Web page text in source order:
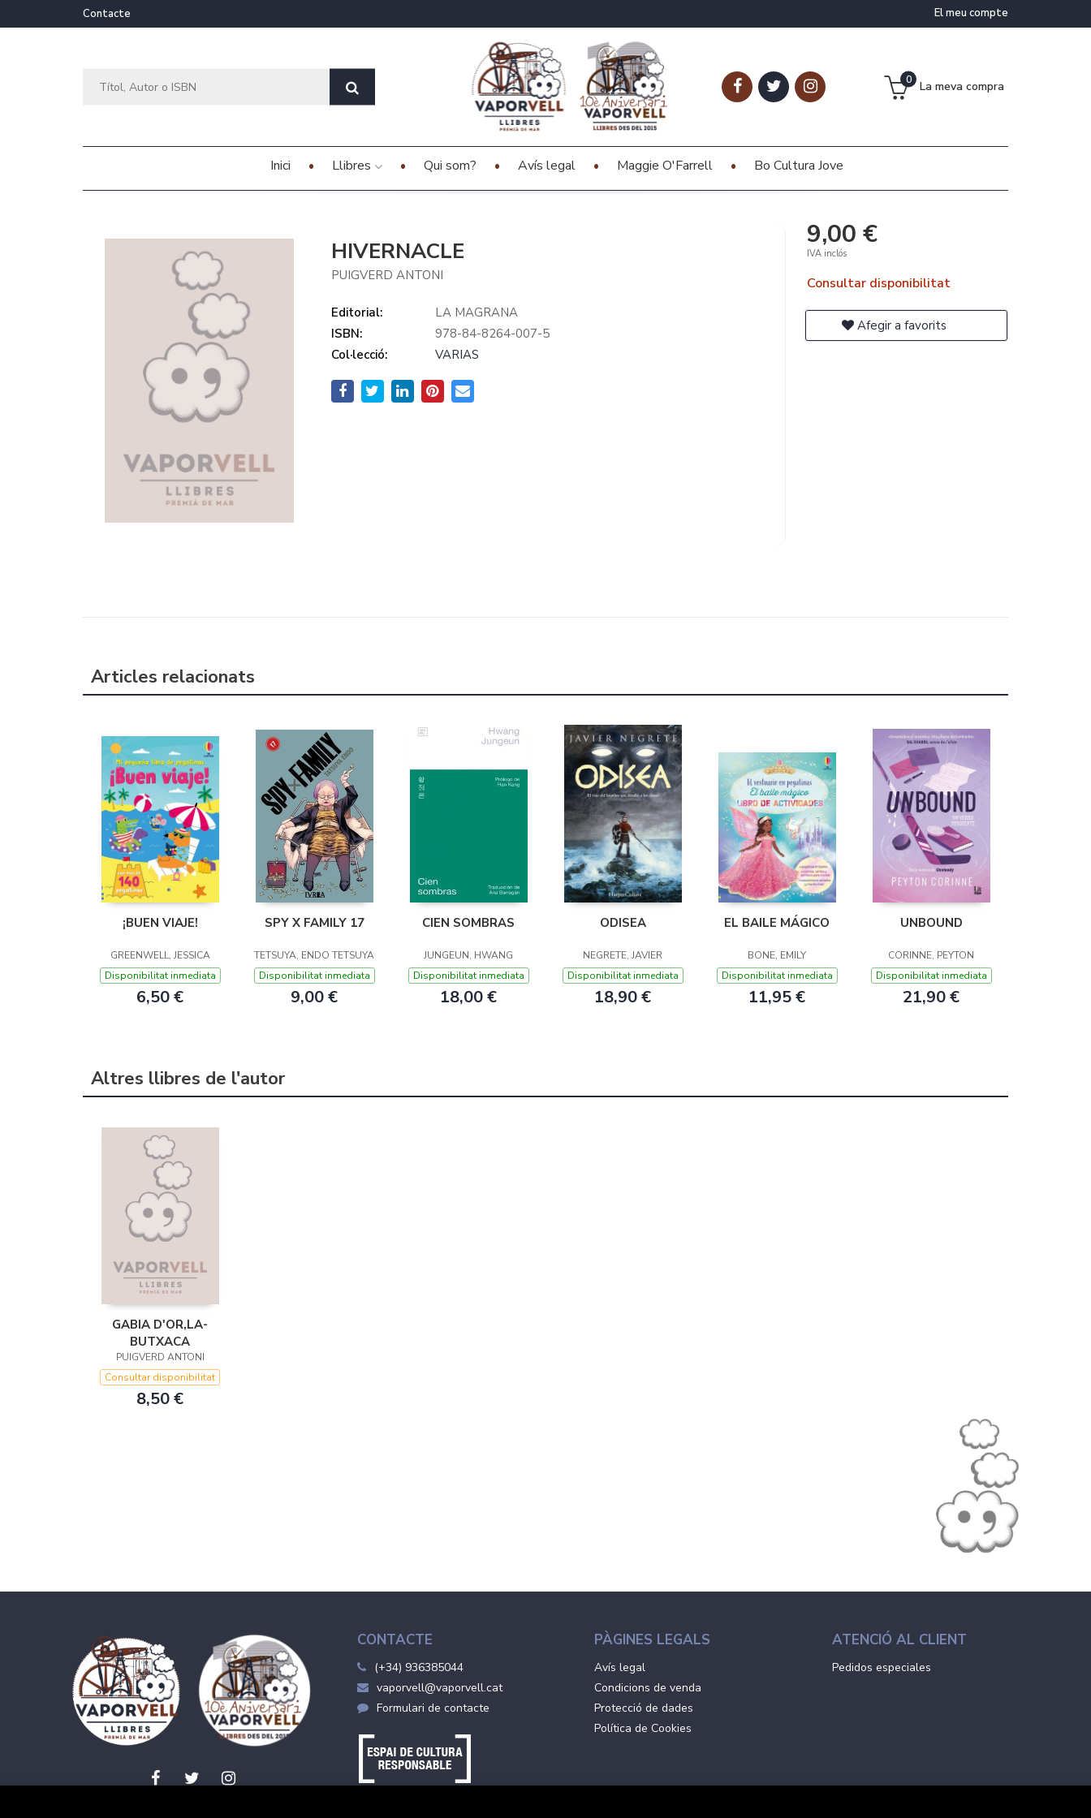
El meu compte
Contacte
La meva compra
0
Inici Llibres Qui som? Avís legal Maggie O'Farrell Bo Cultura Jove
HIVERNACLE
PUIGVERD ANTONI
Editorial:
LA MAGRANA
ISBN:
978-84-8264-007-5
Col·lecció:
VARIAS
9,00 €
IVA inclós
Consultar disponibilitat
Afegir a favorits
Articles relacionats
¡BUEN VIAJE!
GREENWELL, JESSICA
Disponibilitat inmediata
6,50 €
SPY X FAMILY 17
TETSUYA, ENDO TETSUYA
Disponibilitat inmediata
9,00 €
CIEN SOMBRAS
JUNGEUN, HWANG
Disponibilitat inmediata
18,00 €
ODISEA
NEGRETE, JAVIER
Disponibilitat inmediata
18,90 €
EL BAILE MÁGICO
BONE, EMILY
Disponibilitat inmediata
11,95 €
UNBOUND
CORINNE, PEYTON
Disponibilitat inmediata
21,90 €
Altres llibres de l'autor
GABIA D'OR,LA-
BUTXACA
PUIGVERD ANTONI
Consultar disponibilitat
8,50 €
CONTACTE
(+34) 936385044
vaporvell@vaporvell.cat
Formulari de contacte
PÀGINES LEGALS
Avís legal
Condicions de venda
Protecció de dades
Política de Cookies
ATENCIÓ AL CLIENT
Pedidos especiales